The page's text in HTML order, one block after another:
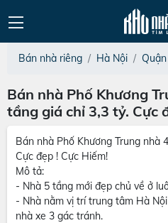
Bán nhà riêng Hà Nội
Bán nhà Phố Khương
tầng giá chỉ 3,3 tỷ. Cực
Bán nhà Phố Khương Trung nhà
Cực đẹp ! Cực Hiếm!
Mô tả:
- Nhà 5 tầng mới đẹp chủ về ở
- Nhà nằm vị trí trung tâm Hà
nhà xe 3 gác tránh.